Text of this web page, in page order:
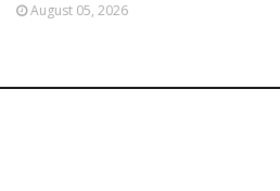
August 05, 2026